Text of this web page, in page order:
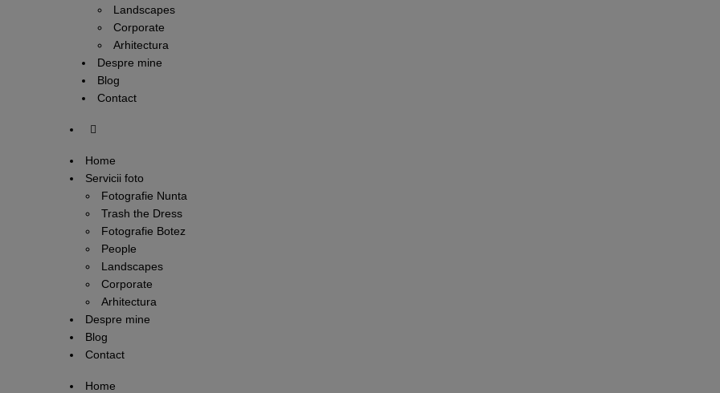
Landscapes
Corporate
Arhitectura
Despre mine
Blog
Contact
Home
Servicii foto
Fotografie Nunta
Trash the Dress
Fotografie Botez
People
Landscapes
Corporate
Arhitectura
Despre mine
Blog
Contact
Home